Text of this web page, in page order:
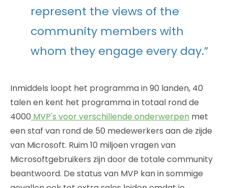
represent the views of the
community members with
whom they engage every day.”
Inmiddels loopt het programma in 90 landen, 40
talen en kent het programma in totaal rond de
4000 MVP's voor verschillende onderwerpen met
een staf van rond de 50 medewerkers aan de zijde
van Microsoft. Ruim 10 miljoen vragen van
Microsoftgebruikers zijn door de totale community
beantwoord. De status van MVP kan in sommige